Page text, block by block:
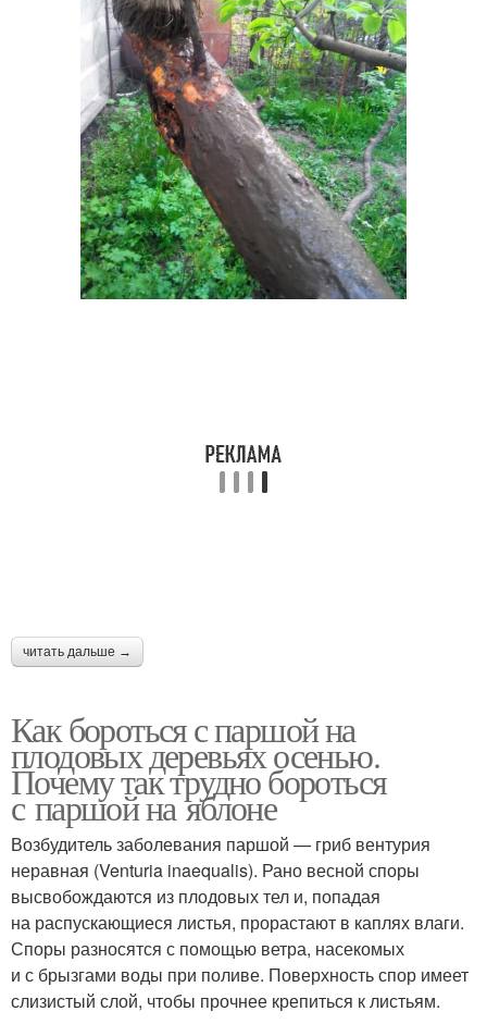
читать дальше →
Как бороться с паршой на
плодовых деревьях осенью.
Почему так трудно бороться
с паршой на яблоне
Возбудитель заболевания паршой — гриб вентурия
неравная (Venturia inaequalis). Рано весной споры
высвобождаются из плодовых тел и, попадая
на распускающиеся листья, прорастают в каплях влаги.
Споры разносятся с помощью ветра, насекомых
и с брызгами воды при поливе. Поверхность спор имеет
слизистый слой, чтобы прочнее крепиться к листьям.